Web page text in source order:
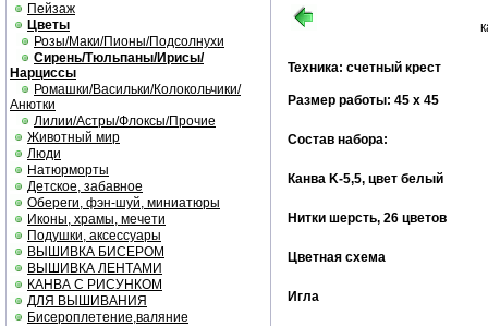
Пейзаж
Цветы
Розы/Маки/Пионы/Подсолнухи
Сирень/Тюльпаны/Ирисы/
Нарциссы
Ромашки/Васильки/Колокольчики/
Анютки
Лилии/Астры/Флоксы/Прочие
Животный мир
Люди
Натюрморты
Детское, забавное
Обереги, фэн-шуй, миниатюры
Иконы, храмы, мечети
Подушки, аксессуары
ВЫШИВКА БИСЕРОМ
ВЫШИВКА ЛЕНТАМИ
КАНВА С РИСУНКОМ
ДЛЯ ВЫШИВАНИЯ
Бисероплетение,валяние
Техника: счетный крест
Размер работы: 45 х 45
Состав набора:
Канва K-5,5, цвет белый
Нитки шерсть, 26 цветов
Цветная cхема
Игла